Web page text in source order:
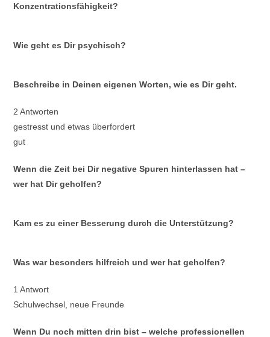
Konzentrationsfähigkeit?
Wie geht es Dir psychisch?
Beschreibe in Deinen eigenen Worten, wie es Dir geht.
2 Antworten
gestresst und etwas überfordert
gut
Wenn die Zeit bei Dir negative Spuren hinterlassen hat –
wer hat Dir geholfen?
Kam es zu einer Besserung durch die Unterstützung?
Was war besonders hilfreich und wer hat geholfen?
1 Antwort
Schulwechsel, neue Freunde
Wenn Du noch mitten drin bist – welche professionellen